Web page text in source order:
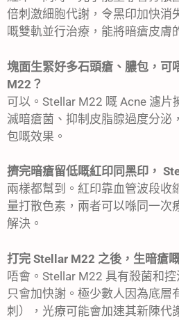
倍刺激細胞代謝，令黑印加快消
嘅雙軌並行治療，能將暗瘡皮膚
塊面生緊好多石頭瘡、膿包，可
M22？
可以。Stellar M22 嘅 Acne 濾片
滅暗瘡菌、抑制皮脂腺過度分泌
包嘅效果。
擠完暗瘡留低嘅紅印同黑印，
兩樣都幫到。紅印靠血管波段收
量打散色素，兩者可以喺同一次
解決。
打完 Stellar M22 之後，生暗瘡
唔會。Stellar M22 具有殺菌和
只會加快謝。極少數人因為底層
刺），光療可能會加速其新陳代